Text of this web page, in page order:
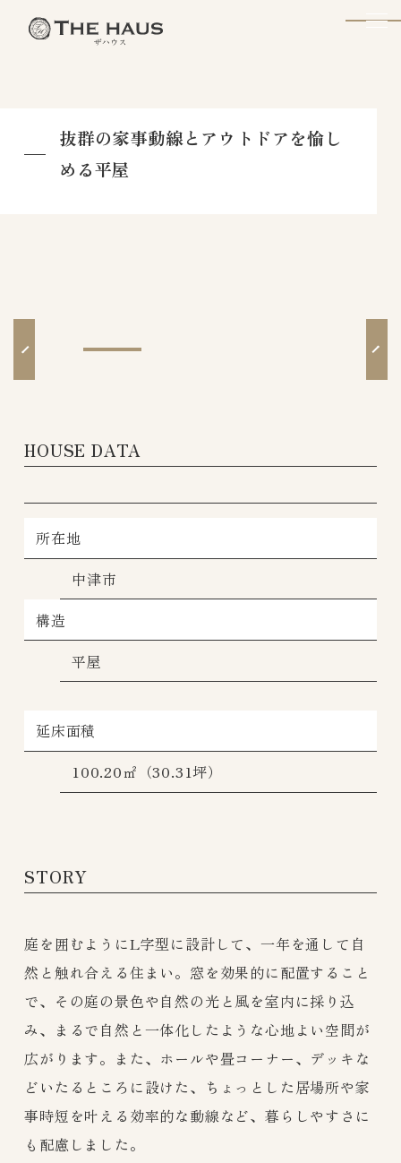
​抜群の家事動線とアウトドアを愉し
める平屋
HOUSE DATA
所在地
中津市
構造
平屋
延床面積
100.20㎡（30.31坪）
STORY
庭を囲むようにL字型に設計して、一年を通して自
然と触れ合える住まい。窓を効果的に配置すること
で、その庭の景色や自然の光と風を室内に採り込
み、まるで自然と一体化したような心地よい空間が
広がります。また、ホールや畳コーナー、デッキな
どいたるところに設けた、ちょっとした居場所や家
事時短を叶える効率的な動線など、暮らしやすさに
も配慮しました。